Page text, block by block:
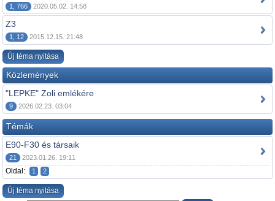
1, 766 2020.05.02. 14:58
Z3
1, 12 2015.12.15. 21:48
Új téma nyitása
Közlemények
"LEPKE" Zoli emlékére
9 2026.02.23. 03:04
Témák
E90-F30 és társaik
21 2023.01.26. 19:11
Oldal: 1 2
Új téma nyitása